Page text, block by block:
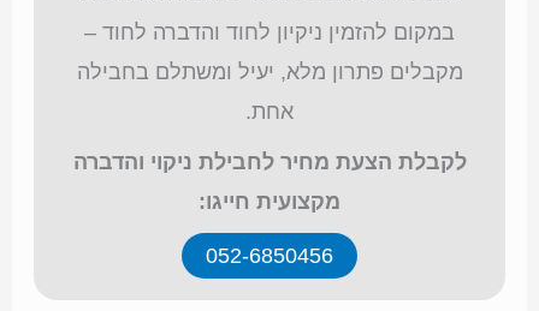
במקום להזמין ניקיון לחוד והדברה לחוד –
מקבלים פתרון מלא, יעיל ומשתלם בחבילה
אחת.
לקבלת הצעת מחיר לחבילת ניקוי והדברה
מקצועית חייגו:
052-6850456